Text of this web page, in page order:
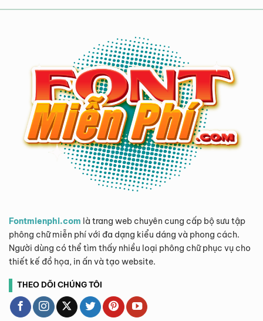
Fontmienphi.com là trang web chuyên cung cấp bộ sưu tập
phông chữ miễn phí với đa dạng kiểu dáng và phong cách.
Người dùng có thể tìm thấy nhiều loại phông chữ phục vụ cho
thiết kế đồ họa, in ấn và tạo website.
THEO DÕI CHÚNG TÔI